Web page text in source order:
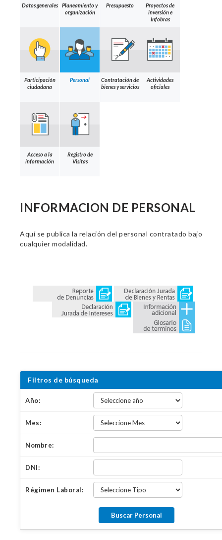
Datos generales
Planeamiento y
organización
Presupuesto
Proyectos de
inversión e
Infobras
Participación
ciudadana
Personal
Contratación de
bienes y servicios
Actividades
oficiales
Acceso a la
información
Registro de
Visitas
INFORMACION DE PERSONAL
Aquí se publica la relación del personal contratado bajo
cualquier modalidad.
Filtros de búsqueda
Año:
Mes:
Nombre:
DNI:
Régimen Laboral: